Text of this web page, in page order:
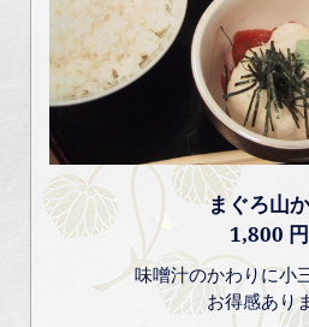
まぐろ山
1,800 円
味噌汁のかわりに小
お得感あり